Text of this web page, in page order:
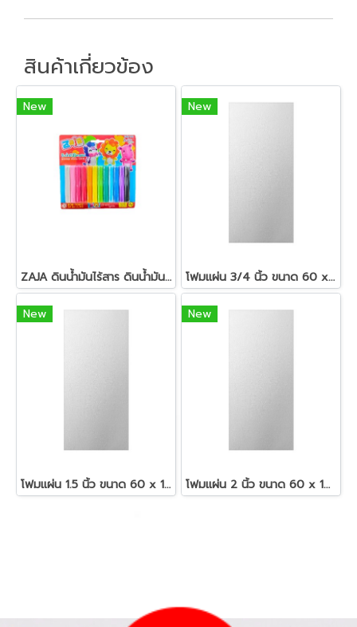
สินค้าเกี่ยวข้อง
New
ZAJA ดินน้ำมันไร้สาร ดินน้ำมันแท่งกลม 200 กรัม
New
โฟมแผ่น 3/4 นิ้ว ขนาด 60 x 120 ซม.สีขาว
New
โฟมแผ่น 1.5 นิ้ว ขนาด 60 x 120 ซม.สีขาว
New
โฟมแผ่น 2 นิ้ว ขนาด 60 x 120 ซม.สีขาว